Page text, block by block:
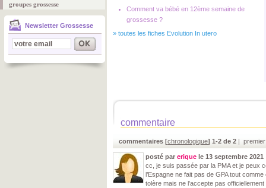
groupes grossesse
Newsletter Grossesse
Comment va bébé en 12ème semaine de
grossesse ?
» toutes les fiches Evolution In utero
commentaire
commentaires [chronologique] 1-2 de 2 |
posté par erique le 13 septembre 2021
cc, je suis passée par la PMA et je peux
l’Espagne ne fait pas de GPA tout
tolère mais ne l’accepte pas